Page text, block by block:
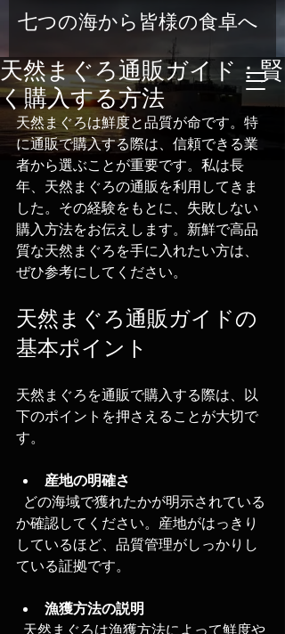
七つの海から皆様の食卓へ
天然まぐろ通販ガイド：賢
く購入する方法
天然まぐろは鮮度と品質が命です。特
に通販で購入する際は、信頼できる業
者から選ぶことが重要です。私は長
年、天然まぐろの通販を利用してきま
した。その経験をもとに、失敗しない
購入方法をお伝えします。新鮮で高品
質な天然まぐろを手に入れたい方は、
ぜひ参考にしてください。
天然まぐろ通販ガイドの
基本ポイント
天然まぐろを通販で購入する際は、以
下のポイントを押さえることが大切で
す。
産地の明確さ
か確認してください。産地がはっきり
しているほど、品質管理がしっかりし
ている証拠です。
漁獲方法の説明